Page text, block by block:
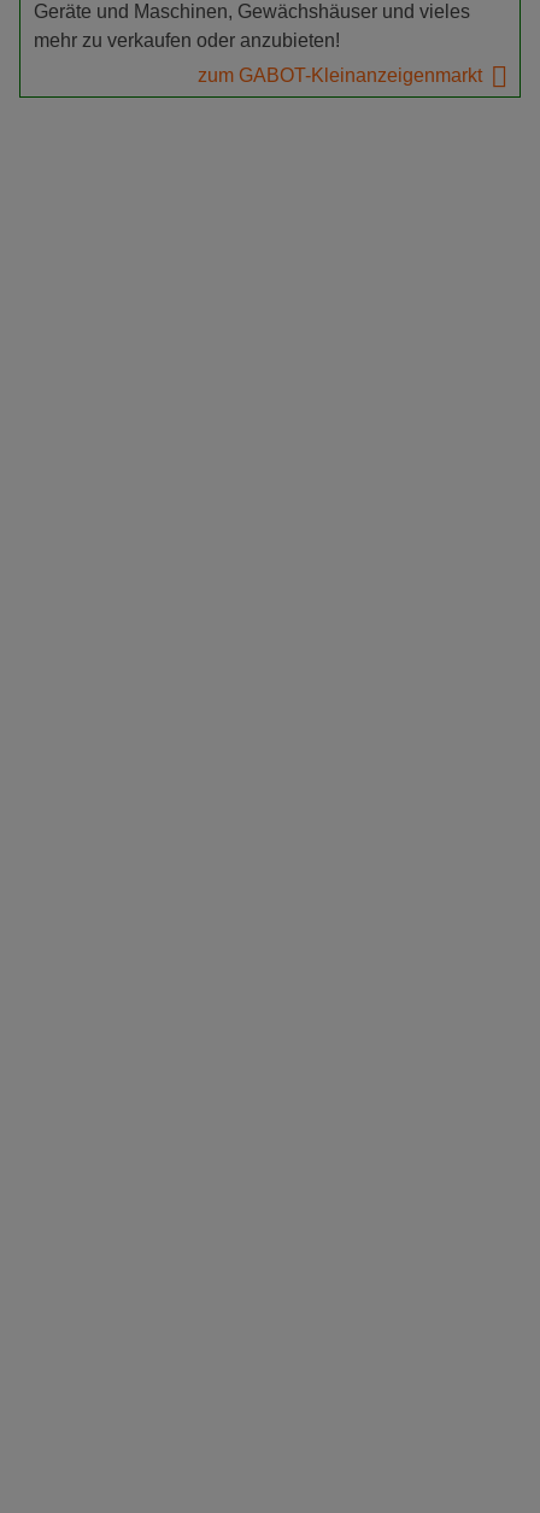
Geräte und Maschinen, Gewächshäuser und vieles
mehr zu verkaufen oder anzubieten!
zum GABOT-Kleinanzeigenmarkt